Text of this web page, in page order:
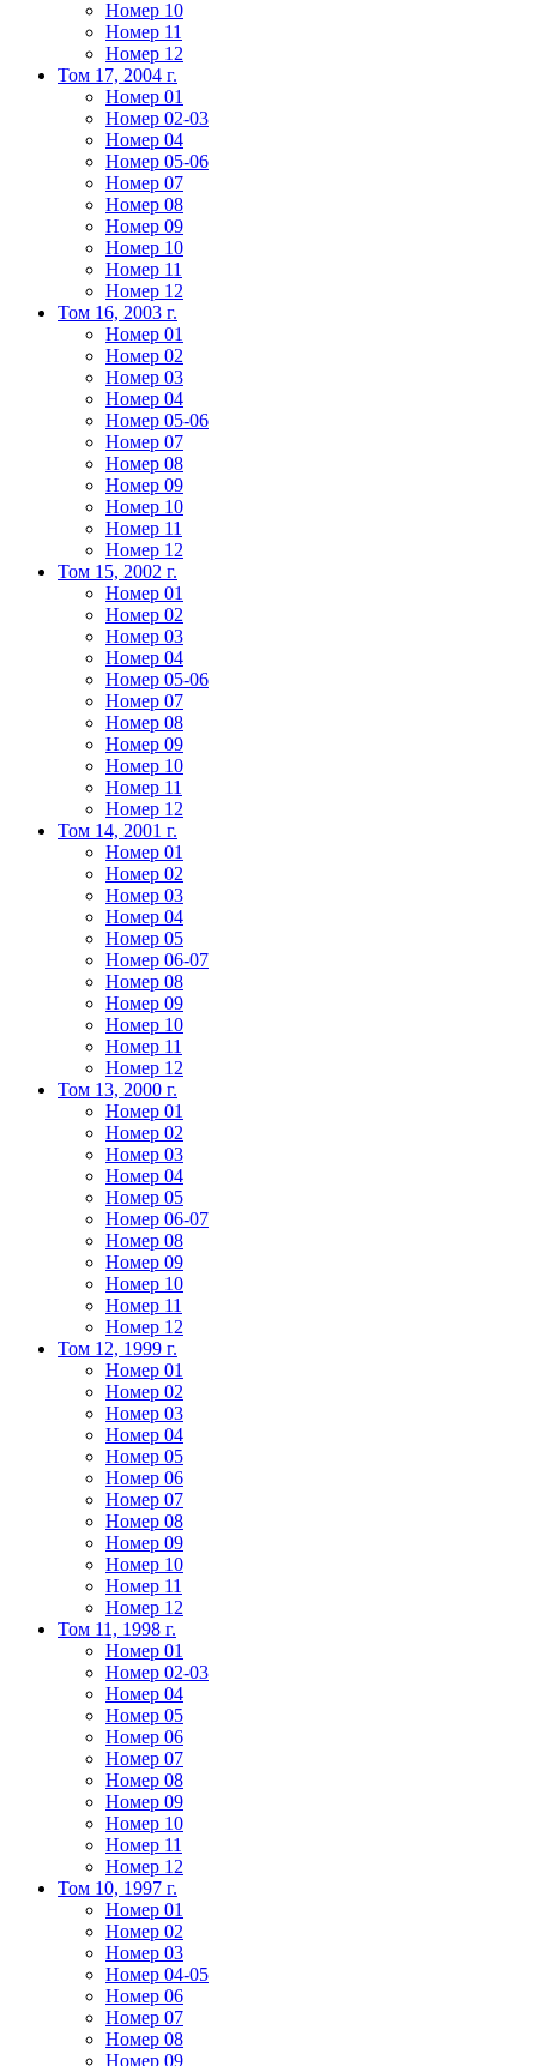
Номер 10
Номер 11
Номер 12
Том 17, 2004 г.
Номер 01
Номер 02-03
Номер 04
Номер 05-06
Номер 07
Номер 08
Номер 09
Номер 10
Номер 11
Номер 12
Том 16, 2003 г.
Номер 01
Номер 02
Номер 03
Номер 04
Номер 05-06
Номер 07
Номер 08
Номер 09
Номер 10
Номер 11
Номер 12
Том 15, 2002 г.
Номер 01
Номер 02
Номер 03
Номер 04
Номер 05-06
Номер 07
Номер 08
Номер 09
Номер 10
Номер 11
Номер 12
Том 14, 2001 г.
Номер 01
Номер 02
Номер 03
Номер 04
Номер 05
Номер 06-07
Номер 08
Номер 09
Номер 10
Номер 11
Номер 12
Том 13, 2000 г.
Номер 01
Номер 02
Номер 03
Номер 04
Номер 05
Номер 06-07
Номер 08
Номер 09
Номер 10
Номер 11
Номер 12
Том 12, 1999 г.
Номер 01
Номер 02
Номер 03
Номер 04
Номер 05
Номер 06
Номер 07
Номер 08
Номер 09
Номер 10
Номер 11
Номер 12
Том 11, 1998 г.
Номер 01
Номер 02-03
Номер 04
Номер 05
Номер 06
Номер 07
Номер 08
Номер 09
Номер 10
Номер 11
Номер 12
Том 10, 1997 г.
Номер 01
Номер 02
Номер 03
Номер 04-05
Номер 06
Номер 07
Номер 08
Номер 09